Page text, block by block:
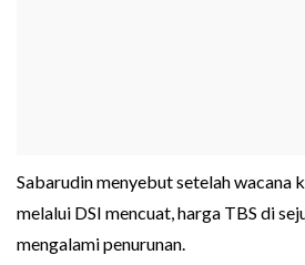
Sabarudin menyebut setelah wacana
melalui DSI mencuat, harga TBS di
mengalami penurunan.